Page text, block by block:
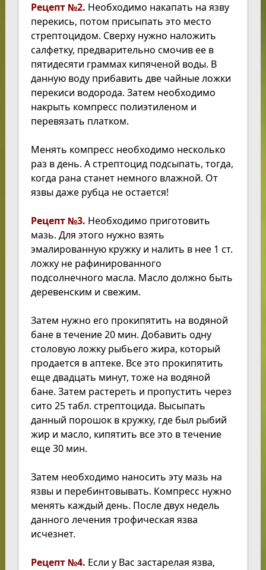
Рецепт №2. Необходимо накапать на язву
перекись, потом присыпать это место
стрептоцидом. Сверху нужно наложить
салфетку, предварительно смочив ее в
пятидесяти граммах кипяченой воды. В
данную воду прибавить две чайные ложки
перекиси водорода. Затем необходимо
накрыть компресс полиэтиленом и
перевязать платком.
Менять компресс необходимо несколько
раз в день. А стрептоцид подсыпать, тогда,
когда рана станет немного влажной. От
язвы даже рубца не остается!
Рецепт №3. Необходимо приготовить
мазь. Для этого нужно взять
эмалированную кружку и налить в нее 1 ст.
ложку не рафинированного
подсолнечного масла. Масло должно быть
деревенским и свежим.
Затем нужно его прокипятить на водяной
бане в течение 20 мин. Добавить одну
столовую ложку рыбьего жира, который
продается в аптеке. Все это прокипятить
еще двадцать минут, тоже на водяной
бане. Затем растереть и пропустить через
сито 25 табл. стрептоцида. Высыпать
данный порошок в кружку, где был рыбий
жир и масло, кипятить все это в течение
еще 30 мин.
Затем необходимо наносить эту мазь на
язвы и перебинтовывать. Компресс нужно
менять каждый день. После двух недель
данного лечения трофическая язва
исчезнет.
Рецепт №4. Если у Вас застарелая язва,